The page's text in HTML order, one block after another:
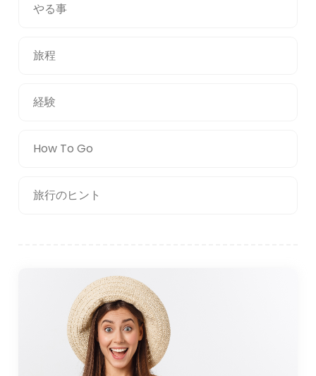
やる事
旅程
経験
How To Go
旅行のヒント